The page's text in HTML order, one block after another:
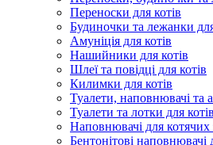
Переноски для котів
Будиночки та лежанки
Амуніція для котів
Нашийники для котів
Шлеї та повідці для котів
Килимки для котів
Туалети, наповнювачі та
Туалети та лотки для котів
Наповнювачі для котячих
Бентонітові наповнювачі